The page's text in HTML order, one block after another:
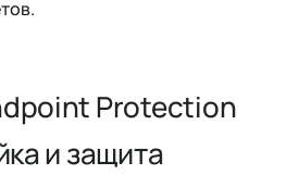
Protection
и защита